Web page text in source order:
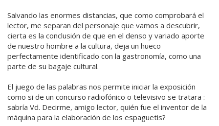
Salvando las enormes distancias, que como comprobará el
lector, me separan del personaje que vamos a descubrir,
cierta es la conclusión de que en el denso y variado aporte
de nuestro hombre a la cultura, deja un hueco
perfectamente identificado con la gastronomía, como una
parte de su bagaje cultural.
El juego de las palabras nos permite iniciar la exposición
como si de un concurso radiofónico o televisivo se tratara :
sabría Vd. Decirme, amigo lector, quién fue el inventor de la
máquina para la elaboración de los espaguetis?